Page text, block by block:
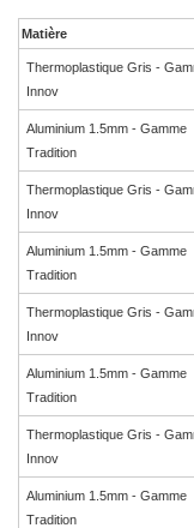
Matière
Thermoplastique Gris -
Innov
Aluminium 1.5mm - Gamme
Tradition
Thermoplastique Gris -
Innov
Aluminium 1.5mm - Gamme
Tradition
Thermoplastique Gris -
Innov
Aluminium 1.5mm - Gamme
Tradition
Thermoplastique Gris -
Innov
Aluminium 1.5mm - Gamme
Tradition